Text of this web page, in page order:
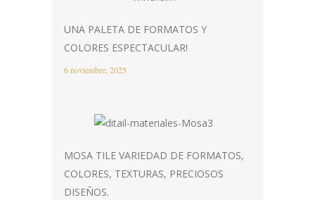
UNA PALETA DE FORMATOS Y
COLORES ESPECTACULAR!
6 noviembre, 2025
MOSA TILE VARIEDAD DE FORMATOS,
COLORES, TEXTURAS, PRECIOSOS
DISEÑOS.